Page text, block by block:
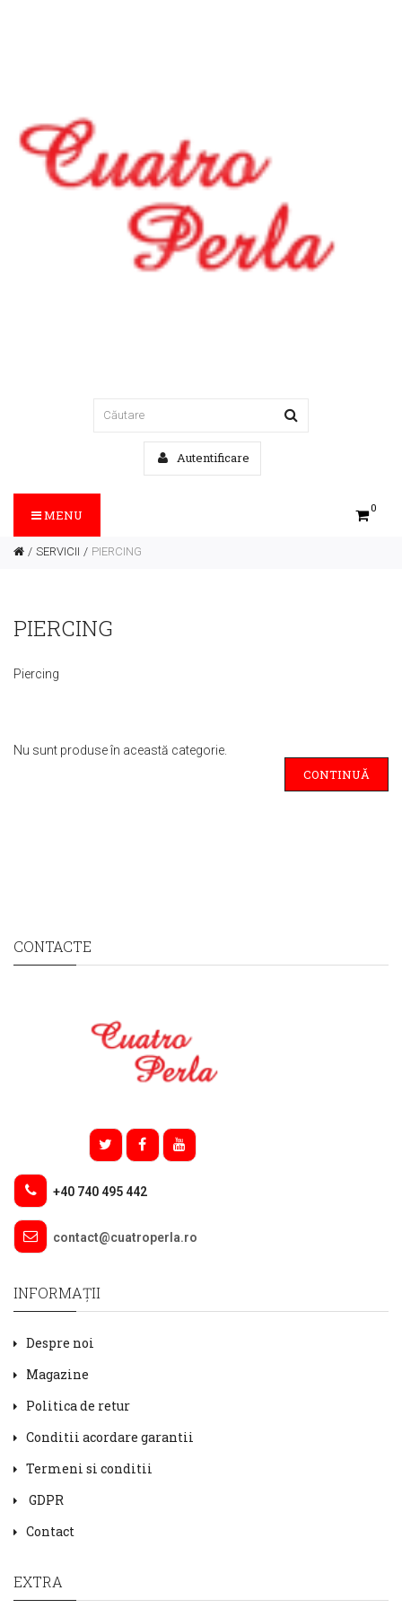
Autentificare
0
MENU
SERVICII PIERCING
PIERCING
Piercing
Nu sunt produse în această categorie.
CONTINUĂ
CONTACTE
+40 740 495 442
contact@cuatroperla.ro
INFORMAŢII
Despre noi
Magazine
Politica de retur
Conditii acordare garantii
Termeni si conditii
GDPR
Contact
EXTRA